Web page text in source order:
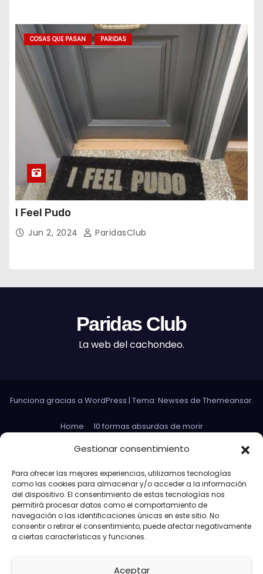
Gestionar consentimiento
Para ofrecer las mejores experiencias, utilizamos tecnologías
como las cookies para almacenar y/o acceder a la información
del dispositivo. El consentimiento de estas tecnologías nos
permitirá procesar datos como el comportamiento de
navegación o las identificaciones únicas en este sitio. No
consentir o retirar el consentimiento, puede afectar negativamente
a ciertas características y funciones.
Aceptar
COSAS QUE PASAN PARIDAS
I Feel Pudo
Jun 2, 2024 ParidasClub
Paridas Club
La web del cachondeo.
Funciona gracias a WordPress | Tema: Newses de Themeansar.
Home
10 formas absurdas de morir
Datos curiosos que no sirven para nada
Efectos 3D con Gifs animados
El Rey Abdica
Las 30 Leyes sexuales más absurdas del mundo
Las leyes de Murphy
Lost: Curiosidades
Más información sobre las cookies